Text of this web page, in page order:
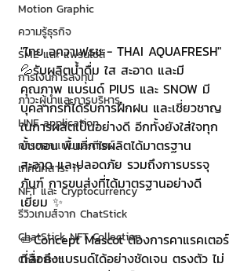
Motion Graphic
ความรู้ธุรกิจ
SME และ แฟรนไชส์
การเงินการลงทุน
ภาวะผู้นำและการบริหาร
LINE application
การออกแบบและดีไซน์
เทคนิคสาระ IT
NFT และ Cryptocurrency
รีวิวเกมส์จาก ChatStick
ChatStick NFT Collection
Chat Bot
"ไทย อควาเฟรช - THAI AQUAFRESH"
💦รับผลิตน้ำดื่ม ใส สะอาด และมี
คุณภาพ แบรนด์ PIUS และ SNOW มี
บุคลากรที่ได้รับการฝึกฝน และเชี่ยวชาญ
ในการผลิตเป็นอย่างดี อีกทั้งยังใส่ใจทุก
ขั้นตอน พื้นที่การผลิตได้มาตรฐาน
สะอาด และปลอดภัย รวมถึงการบรรจุ
ภันฑ์ การขนส่งที่ได้มาตรฐานอย่างดี
เยี่ยม ✨
✏️Concept Mascot ต้องการคาแรคเตอร์
ที่สื่อถึงแบรนด์ได้อย่างชัดเจน ตรงตัว ไม่